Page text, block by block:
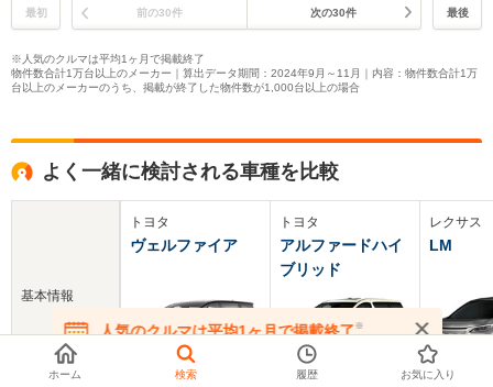
最初 前の30件 次の30件 最後
※人気のクルマは平均1ヶ月で掲載終了
物件数合計1万台以上のメーカー｜算出データ期間：2024年9月～11月｜内容：物件数合計1万
台以上のメーカーのうち、掲載が終了した物件数が1,000台以上の場合
よく一緒に検討される車種を比較
基本情報
トヨタ
ヴェルファイア
トヨタ
アルファードハイ
ブリッド
レクサス
LM
人気のクルマは平均1ヶ月で掲載終了※
在庫が無くなる前にお問い合わせください
ホーム 検索 履歴 お気に入り